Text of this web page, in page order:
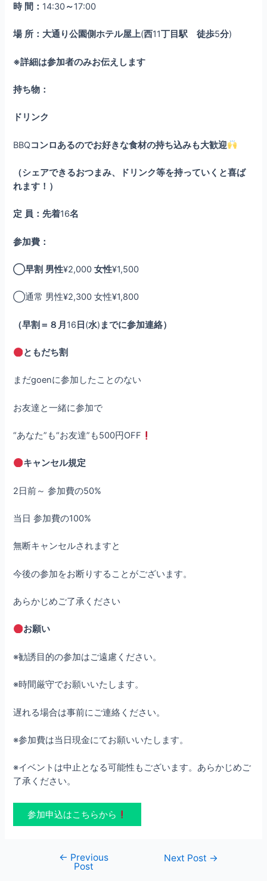
時 間： 14:30～17:00
場 所：大通り公園側ホテル屋上(西11丁目駅 徒歩5分)
※詳細は参加者のみお伝えします
持ち物：
ドリンク
BBQコンロあるのでお好きな食材の持ち込みも大歓迎
（シェアできるおつまみ、ドリンク等を持っていくと喜ば
れます！）
定 員：先着16名
参加費：
◯早割 男性¥2,000女性¥1,500
◯通常 男性¥2,300 女性¥1,800
（早割＝８月 16 日 (水) までに参加連絡）
ともだち割
まだgoenに参加したことのない
お友達と一緒に参加で
“あなた”も“お友達”も500円OFF
キャンセル規定
2日前～ 参加費の50%
当日 参加費の100%
無断キャンセルされますと
今後の参加をお断りすることがございます。
あらかじめご了承ください
お願い
※勧誘目的の参加はご遠慮ください。
※時間厳守でお願いいたします。
遅れる場合は事前にご連絡ください。
※参加費は当日現金にてお願いいたします。
※イベントは中止となる可能性もございます。あらかじめご
了承ください。
参加申込はこちらから
navigation
← Previous
Post
Next Post →